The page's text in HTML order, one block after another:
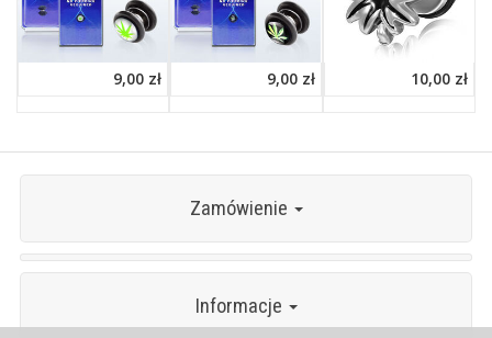
9,00 zł 9,00 zł 10,00 zł
Zamówienie
Informacje